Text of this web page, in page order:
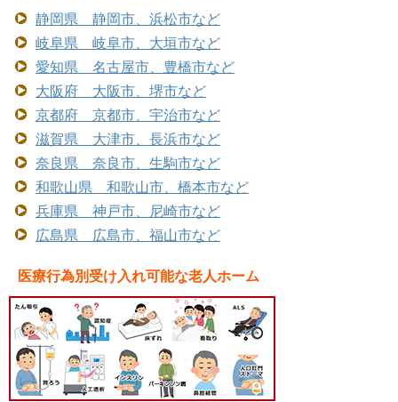
静岡県 静岡市、浜松市など
岐阜県 岐阜市、大垣市など
愛知県 名古屋市、豊橋市など
大阪府 大阪市、堺市など
京都府 京都市、宇治市など
滋賀県 大津市、長浜市など
奈良県 奈良市、生駒市など
和歌山県 和歌山市、橋本市など
兵庫県 神戸市、尼崎市など
広島県 広島市、福山市など
医療行為別受け入れ可能な老人ホーム